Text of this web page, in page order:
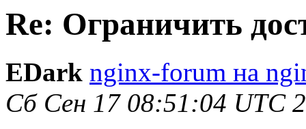
Re: Ограничить
EDark nginx-forum на
Сб Сен 17 08:51:04 UTC